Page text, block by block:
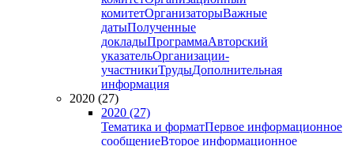
комитетОрганизаторыВажные
датыПолученные
докладыПрограммаАвторский
указательОрганизации-
участникиТрудыДополнительная
информация
2020 (27)
2020 (27)
Тематика и форматПервое информационное
сообщениеВторое информационное